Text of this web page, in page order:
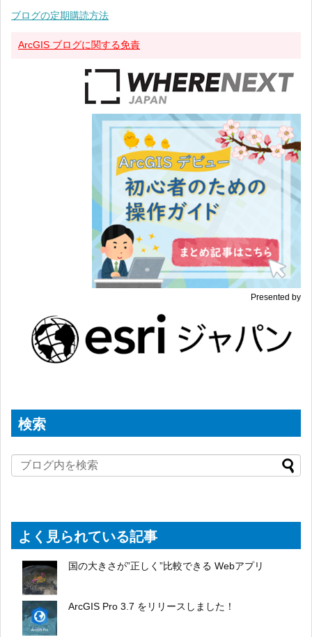
ブログの定期購読方法
ArcGIS ブログに関する免責
Presented by
検索
よく見られている記事
国の大きさが”正しく”比較できる Webアプリ
ArcGIS Pro 3.7 をリリースしました！